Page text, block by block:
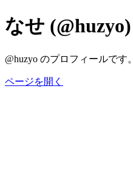
なせ (@huzyo)
@huzyo のプロフィールです。
ページを開く